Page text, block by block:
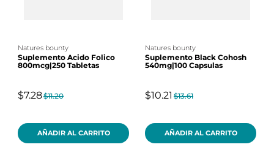
natures bounty
Suplemento Acido Folico
800mcg|250 Tabletas
$7.28$11.20
AÑADIR AL CARRITO
natures bounty
Suplemento Black Cohosh
540mg|100 Capsulas
$10.21 $13.61
AÑADIR AL CARRITO